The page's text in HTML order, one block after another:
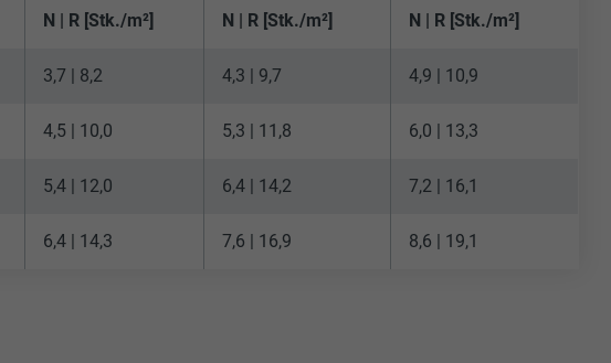
N | R [Stk./m²] N | R [Stk./m²] N | R [Stk./m²]
3,7 | 8,2 4,3 | 9,7 4,9 | 10,9
4,5 | 10,0 5,3 | 11,8 6,0 | 13,3
5,4 | 12,0 6,4 | 14,2 7,2 | 16,1
6,4 | 14,3 7,6 | 16,9 8,6 | 19,1